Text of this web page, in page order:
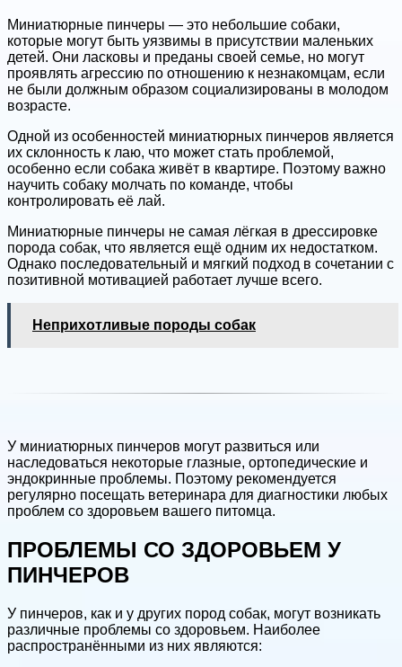
Миниатюрные пинчеры — это небольшие собаки,
которые могут быть уязвимы в присутствии маленьких
детей. Они ласковы и преданы своей семье, но могут
проявлять агрессию по отношению к незнакомцам, если
не были должным образом социализированы в молодом
возрасте.
Одной из особенностей миниатюрных пинчеров является
их склонность к лаю, что может стать проблемой,
особенно если собака живёт в квартире. Поэтому важно
научить собаку молчать по команде, чтобы
контролировать её лай.
Миниатюрные пинчеры не самая лёгкая в дрессировке
порода собак, что является ещё одним их недостатком.
Однако последовательный и мягкий подход в сочетании с
позитивной мотивацией работает лучше всего.
Неприхотливые породы собак
У миниатюрных пинчеров могут развиться или
наследоваться некоторые глазные, ортопедические и
эндокринные проблемы. Поэтому рекомендуется
регулярно посещать ветеринара для диагностики любых
проблем со здоровьем вашего питомца.
ПРОБЛЕМЫ СО ЗДОРОВЬЕМ У
ПИНЧЕРОВ
У пинчеров, как и у других пород собак, могут возникать
различные проблемы со здоровьем. Наиболее
распространёнными из них являются: